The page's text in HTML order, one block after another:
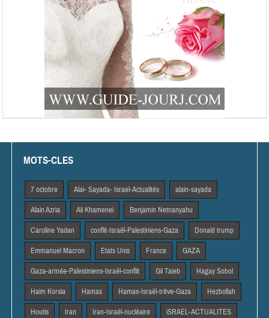
MOTS-CLES
7 octobre Alai- Sayada- Israel-Actualités alain-sayada
Alain Azria Ali Khamenei Benjamin Netnanyahu
Caroline Yadan conflit-Israël-Palestiniens-Gaza Donald trump
Emmanuel Macron Etats Unis France GAZA
Gaza-armée-Palestiniens-Israël-conflit Gil Taieb Hagay Sobol
Haim Korsia Hamas Hamas-Israël-trêve-Gaza Hezbollah
Houtis Iran Iran-Israël-nucléaire iSRAEL-ACTUALITES